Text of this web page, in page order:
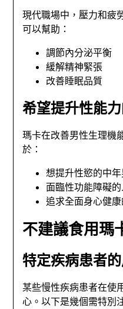
現代職場中，壓力和疲
可以幫助：
調節內分泌平衡
緩解精神緊張
改善睡眠品質
希望提升性能
瑪卡在改善男性生理機
於：
想提升性慾的中
面臨性功能障礙
追求全面身心健
不建議食用瑪
特定疾病患者
某些慢性疾病患者在使
心。以下是幾個需特別